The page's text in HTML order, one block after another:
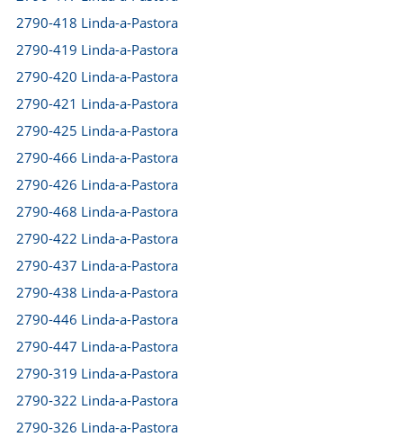
2790-418 Linda-a-Pastora
2790-419 Linda-a-Pastora
2790-420 Linda-a-Pastora
2790-421 Linda-a-Pastora
2790-425 Linda-a-Pastora
2790-466 Linda-a-Pastora
2790-426 Linda-a-Pastora
2790-468 Linda-a-Pastora
2790-422 Linda-a-Pastora
2790-437 Linda-a-Pastora
2790-438 Linda-a-Pastora
2790-446 Linda-a-Pastora
2790-447 Linda-a-Pastora
2790-319 Linda-a-Pastora
2790-322 Linda-a-Pastora
2790-326 Linda-a-Pastora